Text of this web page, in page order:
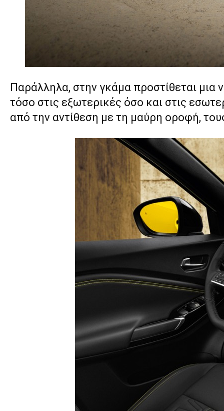
Παράλληλα, στην γκάμα προστίθεται μια
τόσο στις εξωτερικές όσο και στις
από την αντίθεση με τη μαύρη οροφή,